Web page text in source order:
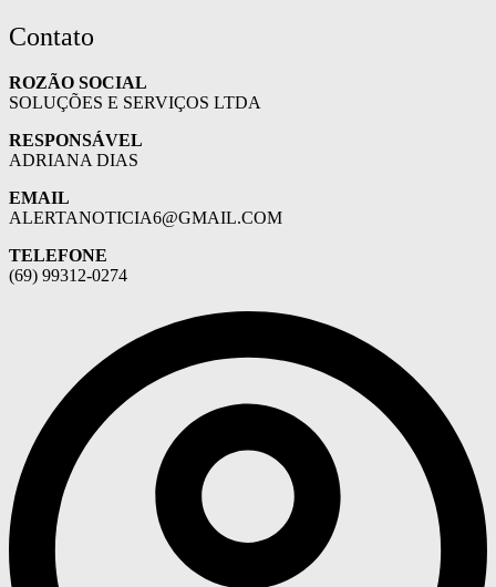
Contato
ROZÃO SOCIAL
SOLUÇÕES E SERVIÇOS LTDA
RESPONSÁVEL
ADRIANA DIAS
EMAIL
ALERTANOTICIA6@GMAIL.COM
TELEFONE
(69) 99312-0274